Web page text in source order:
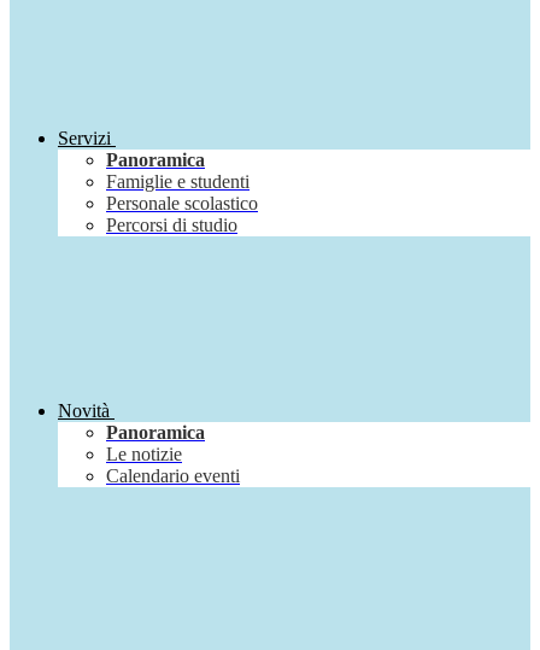
Servizi
Panoramica
Famiglie e studenti
Personale scolastico
Percorsi di studio
Novità
Panoramica
Le notizie
Calendario eventi